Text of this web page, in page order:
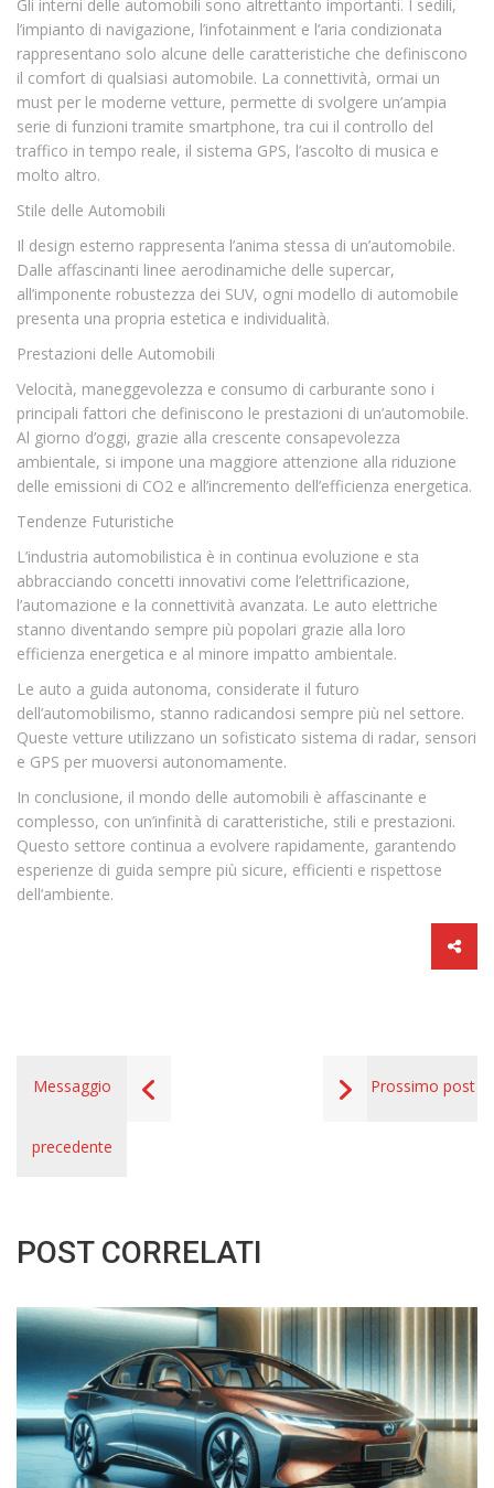
Gli interni delle automobili sono altrettanto importanti. I sedili,
l’impianto di navigazione, l’infotainment e l’aria condizionata
rappresentano solo alcune delle caratteristiche che definiscono
il comfort di qualsiasi automobile. La connettività, ormai un
must per le moderne vetture, permette di svolgere un’ampia
serie di funzioni tramite smartphone, tra cui il controllo del
traffico in tempo reale, il sistema GPS, l’ascolto di musica e
molto altro.
Stile delle Automobili
Il design esterno rappresenta l’anima stessa di un’automobile.
Dalle affascinanti linee aerodinamiche delle supercar,
all’imponente robustezza dei SUV, ogni modello di automobile
presenta una propria estetica e individualità.
Prestazioni delle Automobili
Velocità, maneggevolezza e consumo di carburante sono i
principali fattori che definiscono le prestazioni di un’automobile.
Al giorno d’oggi, grazie alla crescente consapevolezza
ambientale, si impone una maggiore attenzione alla riduzione
delle emissioni di CO2 e all’incremento dell’efficienza energetica.
Tendenze Futuristiche
L’industria automobilistica è in continua evoluzione e sta
abbracciando concetti innovativi come l’elettrificazione,
l’automazione e la connettività avanzata. Le auto elettriche
stanno diventando sempre più popolari grazie alla loro
efficienza energetica e al minore impatto ambientale.
Le auto a guida autonoma, considerate il futuro
dell’automobilismo, stanno radicandosi sempre più nel settore.
Queste vetture utilizzano un sofisticato sistema di radar, sensori
e GPS per muoversi autonomamente.
In conclusione, il mondo delle automobili è affascinante e
complesso, con un’infinità di caratteristiche, stili e prestazioni.
Questo settore continua a evolvere rapidamente, garantendo
esperienze di guida sempre più sicure, efficienti e rispettose
dell’ambiente.
Messaggio
precedente
Prossimo post
POST CORRELATI